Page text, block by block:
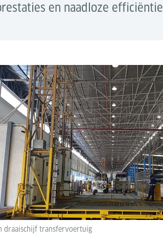
en naadloze efficiëntie
draaischijf transfervoertuig